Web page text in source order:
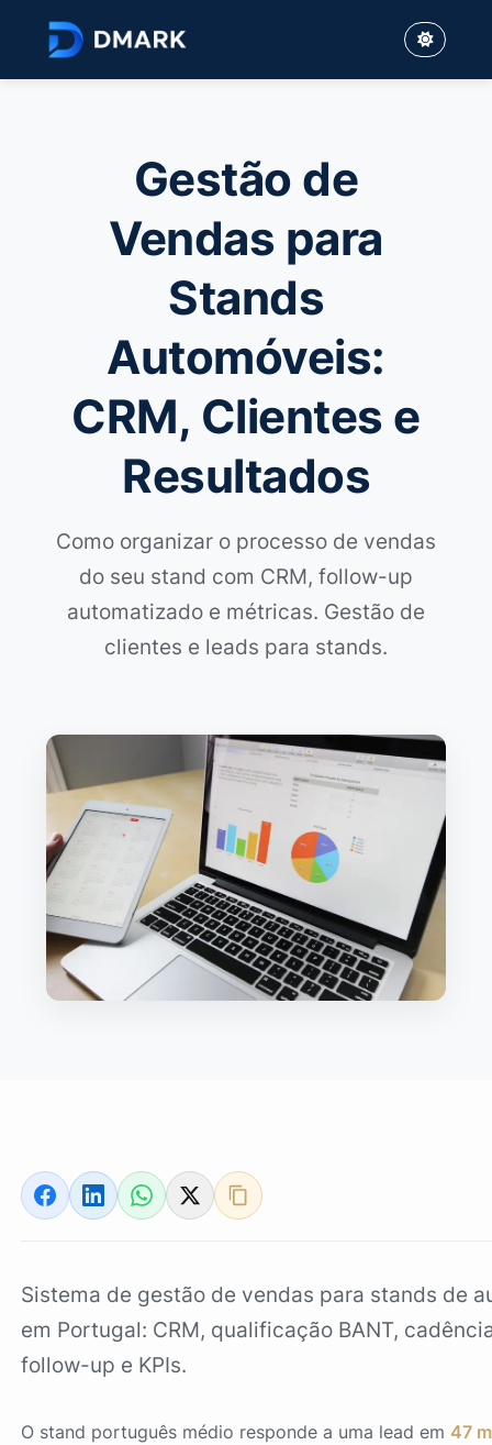
Gestão de
Vendas para
Stands
Automóveis:
CRM, Clientes e
Resultados
Como organizar o processo de vendas
do seu stand com CRM, follow-up
automatizado e métricas. Gestão de
clientes e leads para stands.
Sistema de gestão de vendas para stands de
em Portugal: CRM, qualificação BANT,
follow-up e KPIs.
O stand português médio responde a uma lead em47